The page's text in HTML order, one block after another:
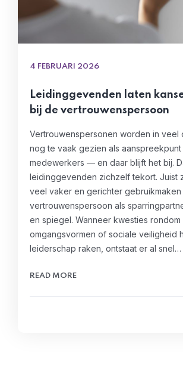
4 FEBRUARI 2026
Leidinggevenden laten
bij de vertrouwenspersoon
Vertrouwenspersonen worden in veel
nog te vaak gezien als
medewerkers — en daar blijft het bij.
leidinggevenden zichzelf tekort. Juist
veel vaker en gerichter gebruikmaken
vertrouwenspersoon als
en spiegel. Wanneer kwesties
omgangsvormen of sociale veiligheid
leiderschap raken, ontstaat er al snel…
READ MORE